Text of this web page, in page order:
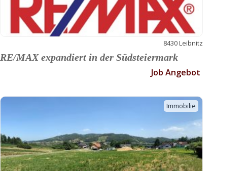
8430 Leibnitz
RE/MAX expandiert in der Südsteiermark
Job Angebot
Immobilie